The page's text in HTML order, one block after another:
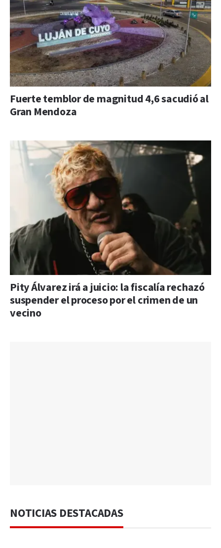
Fuerte temblor de magnitud 4,6 sacudió al
Gran Mendoza
Pity Álvarez irá a juicio: la fiscalía rechazó
suspender el proceso por el crimen de un
vecino
NOTICIAS DESTACADAS